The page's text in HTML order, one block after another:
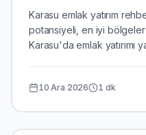
Karasu emlak yatırım
potansiyeli, en iyi bölgeler
Karasu'da emlak yatırımı
10 Ara 2026 1 dk